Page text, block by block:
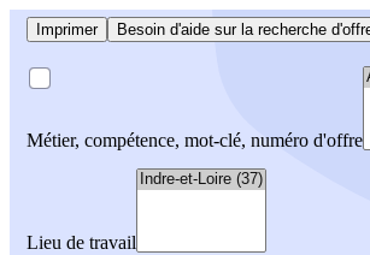
Imprimer Besoin d'aide sur la recherche
Métier, compétence, mot-clé, numéro d'offre
Lieu de travail